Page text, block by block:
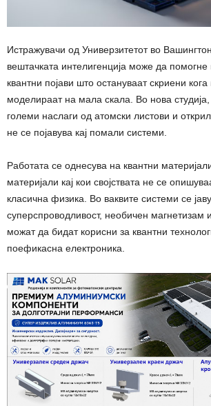
Истражувачи од Универзитетот во
вештачката интелигенција може да
квантни појави што остануваат скриени
моделираат на мала скала. Во нова
големи наслаги од атомски листови и
не се појавува кај помали системи.
Работата се однесува на квантни
материјали кај кои својствата не се
класична физика. Во ваквите системи се
суперспроводливост, необичен магнетизам
можат да бидат корисни за квантни
поефикасна електроника.